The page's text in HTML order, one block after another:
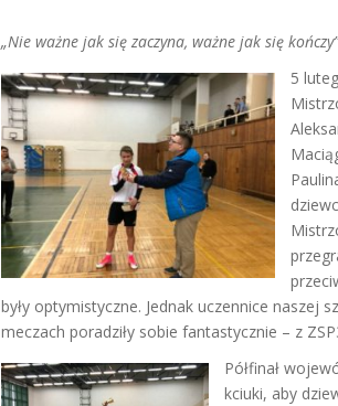
„Nie ważne jak się zaczyna, ważne jak się kończy”
5
były optymistyczne. Jednak uczennice naszej
meczach poradziły sobie fantastycznie – z
Półfinał
kciuki, aby